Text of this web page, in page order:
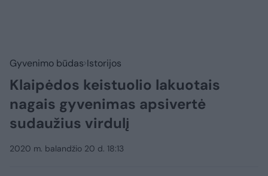
Gyvenimo būdas Istorijos
Klaipėdos keistuolio lakuotais
nagais gyvenimas apsivertė
sudaužius virdulį
2020 m. balandžio 20 d. 18:13